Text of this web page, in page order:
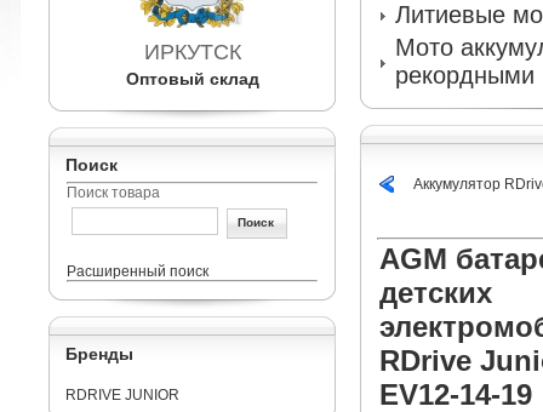
ИРКУТСК
Оптовый склад
Поиск
Поиск товара
Расширенный поиск
Бренды
RDRIVE JUNIOR
Литиевые
Мото
рекордными
Аккумулятор
AGM
детских
RDrive
EV12-14-19